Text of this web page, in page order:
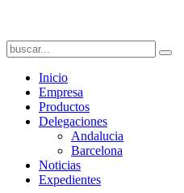
Inicio
Empresa
Productos
Delegaciones
Andalucia
Barcelona
Noticias
Expedientes